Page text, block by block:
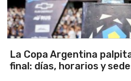
Copa Argentina palpita
días, horarios y sedes